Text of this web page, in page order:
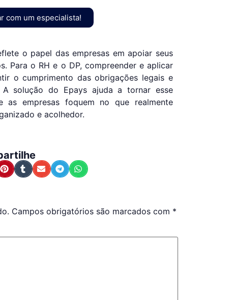
com um especialista!
o papel das empresas em apoiar seus
Para o RH e o DP, compreender e aplicar
o cumprimento das obrigações legais e
solução do Epays ajuda a tornar esse
as empresas foquem no que realmente
e acolhedor.
Campos obrigatórios são marcados com *